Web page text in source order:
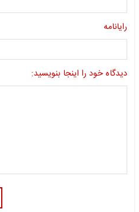
رایانامه
دیدگاه خود را اینجا بنویسید: